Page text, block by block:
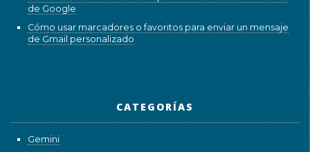
de Google
Cómo usar marcadores o favoritos para enviar un mensaje
de Gmail personalizado
CATEGORÍAS
Gemini